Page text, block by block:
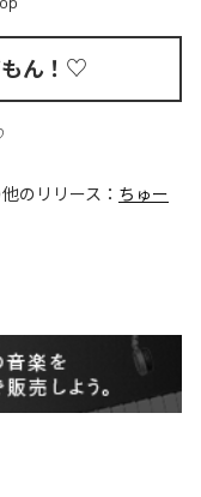
もん！♡
のリリース： ちゅー